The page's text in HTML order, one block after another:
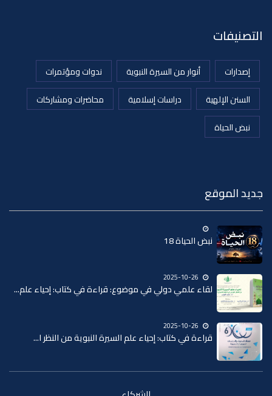
التصنيفات
إصدارات أنوار من السيرة النبوية
ندوات ومؤتمرات
السنن الإلهية
دراسات إسلامية
محاضرات ومشاركات
نبض الحياة
جديد الموقع
نبض الحياة 18
2025-10-26
لقاء علمي دولي في موضوع: قراءة في كتاب: إحياء علم...
2025-10-26
قراءة في كتاب: إحياء علم السيرة النبوية من النظر ا...